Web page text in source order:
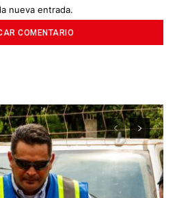
nueva entrada.